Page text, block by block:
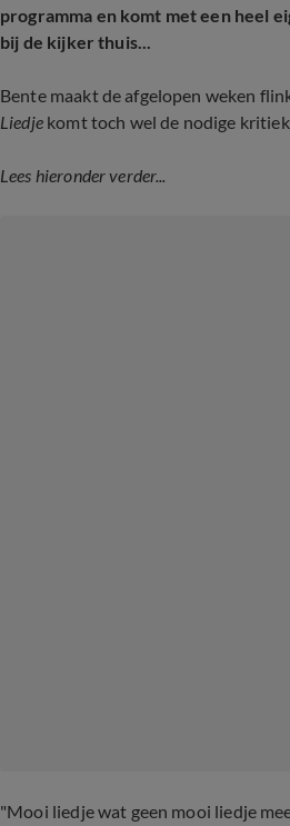
programma en komt met een heel
bij de kijker thuis...
Bente maakt de afgelopen weken
Liedje komt toch wel de nodige
Lees hieronder verder...
"Mooi liedje wat geen mooi liedje